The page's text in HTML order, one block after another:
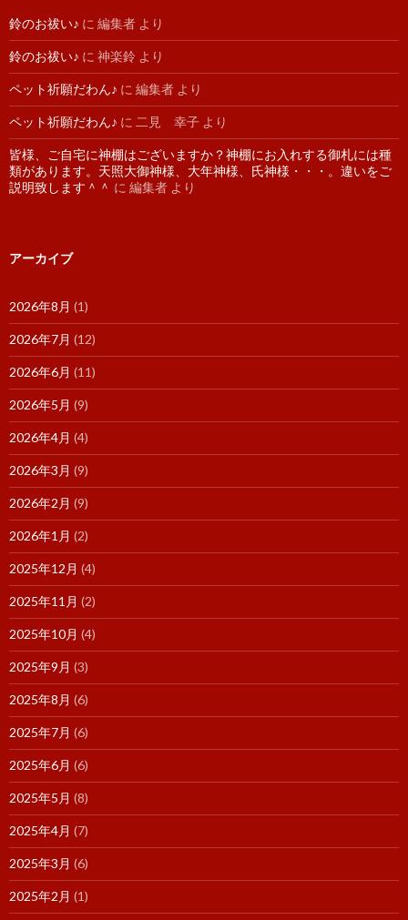
鈴のお祓い♪ に 編集者 より
鈴のお祓い♪ に 神楽鈴 より
ペット祈願だわん♪ に 編集者 より
ペット祈願だわん♪ に 二見 幸子 より
皆様、ご自宅に神棚はございますか？神棚にお入れする御札には種
類があります。天照大御神様、大年神様、氏神様・・・。違いをご
説明致します＾＾ に 編集者 より
アーカイブ
2026年8月 (1)
2026年7月 (12)
2026年6月 (11)
2026年5月 (9)
2026年4月 (4)
2026年3月 (9)
2026年2月 (9)
2026年1月 (2)
2025年12月 (4)
2025年11月 (2)
2025年10月 (4)
2025年9月 (3)
2025年8月 (6)
2025年7月 (6)
2025年6月 (6)
2025年5月 (8)
2025年4月 (7)
2025年3月 (6)
2025年2月 (1)